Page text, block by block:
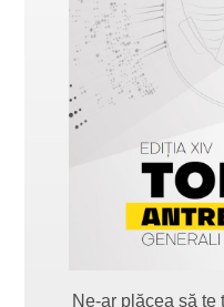
Ne-ar plăcea să te